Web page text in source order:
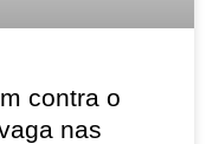
contra o
nas